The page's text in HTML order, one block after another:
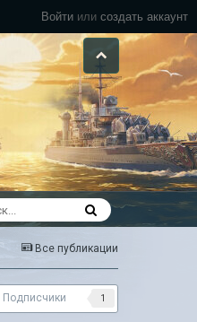
Войти или создать аккаунт
Все публикации
Подписчики 1